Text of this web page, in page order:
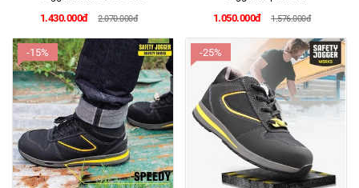
1.430.000đ
2.070.000đ
1.050.000đ
1.576.000đ
-15% -25%